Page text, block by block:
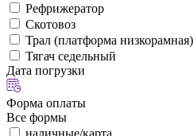
Рефрижератор
Скотовоз
Трал (платформа низкорамная)
Тягач седельный
Дата погрузки
Форма оплаты
Все формы
наличные/карта